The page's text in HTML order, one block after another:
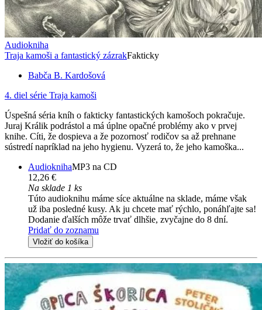
Audiokniha
Traja kamoši a fantastický zázrakFakticky
Babča B. Kardošová
4. diel série Traja kamoši
Úspešná séria kníh o fakticky fantastických kamošoch pokračuje.
Juraj Králik podrástol a má úplne opačné problémy ako v prvej
knihe. Cíti, že dospieva a že pozornosť rodičov sa až prehnane
sústredí napríklad na jeho hygienu. Vyzerá to, že jeho kamoška...
AudioknihaMP3 na CD
12,26 €
Na sklade 1 ks
Túto audioknihu máme síce aktuálne na sklade, máme však
už iba posledné kusy. Ak ju chcete mať rýchlo, ponáhľajte sa!
Dodanie ďalších môže trvať dlhšie, zvyčajne do 8 dní.
Pridať do zoznamu
Vložiť do košíka